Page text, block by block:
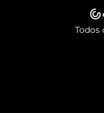
Todos